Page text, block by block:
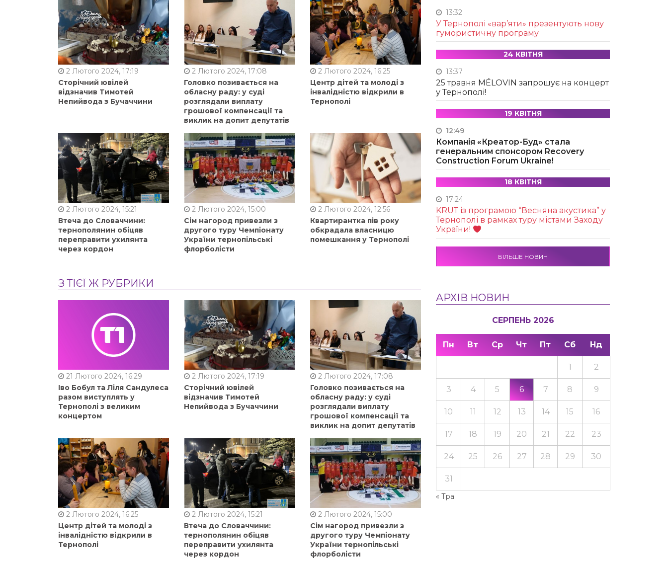
2 Лютого 2024, 17:19
Сторічний ювілей
відзначив Тимотей
Непийвода з Бучаччини
2 Лютого 2024, 17:08
Головко позивається на
обласну раду: у суді
розглядали виплату
грошової компенсації та
виклик на допит депутатів
2 Лютого 2024, 16:25
Центр дітей та молоді з
інвалідністю відкрили в
Тернополі
2 Лютого 2024, 15:21
Втеча до Словаччини:
тернополянин обіцяв
переправити ухилянта
через кордон
2 Лютого 2024, 15:00
Сім нагород привезли з
другого туру Чемпіонату
України тернопільські
флорболісти
2 Лютого 2024, 12:56
Квартирантка пів року
обкрадала власницю
помешкання у Тернополі
З ТІЄЇ Ж РУБРИКИ
21 Лютого 2024, 16:29
Іво Бобул та Ліля Сандулеса
разом виступлять у
Тернополі з великим
концертом
2 Лютого 2024, 17:19
Сторічний ювілей
відзначив Тимотей
Непийвода з Бучаччини
2 Лютого 2024, 17:08
Головко позивається на
обласну раду: у суді
розглядали виплату
грошової компенсації та
виклик на допит депутатів
2 Лютого 2024, 16:25
Центр дітей та молоді з
інвалідністю відкрили в
Тернополі
2 Лютого 2024, 15:21
Втеча до Словаччини:
тернополянин обіцяв
переправити ухилянта
через кордон
2 Лютого 2024, 15:00
Сім нагород привезли з
другого туру Чемпіонату
України тернопільські
флорболісти
13:32
У Тернополі «вар’яти» презентують нову
гумористичну програму
24 КВІТНЯ
13:37
25 травня MÉLOVIN запрошує на концерт
у Тернополі!
19 КВІТНЯ
12:49
Компанія «Креатор-Буд» стала
генеральним спонсором Recovery
Construction Forum Ukraine!
18 КВІТНЯ
17:24
KRUТ із програмою “Весняна акустика” у
Тернополі в рамках туру містами Заходу
України!
БІЛЬШЕ НОВИН
АРХІВ НОВИН
СЕРПЕНЬ 2026
Пн Вт Ср Чт Пт Сб Нд
« Тра
1 2
3 4 5 6 7 8 9
10 11 12 13 14 15 16
17 18 19 20 21 22 23
24 25 26 27 28 29 30
31